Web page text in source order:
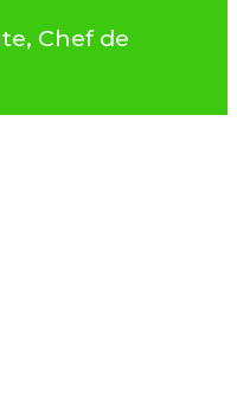
Chef de